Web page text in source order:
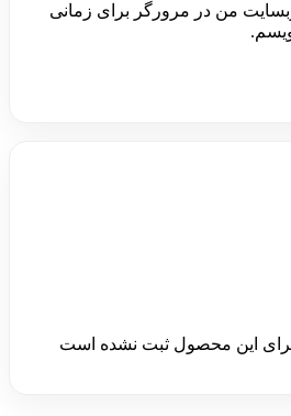
من در مرورگر برای زمانی
این محصول ثبت نشده است